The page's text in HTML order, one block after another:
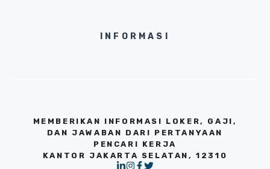
INFORMASI
MEMBERIKAN INFORMASI LOKER, GAJI,
DAN JAWABAN DARI PERTANYAAN
PENCARI KERJA
KANTOR JAKARTA SELATAN, 12310